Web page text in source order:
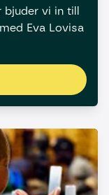
bjuder vi in till
Eva Lovisa